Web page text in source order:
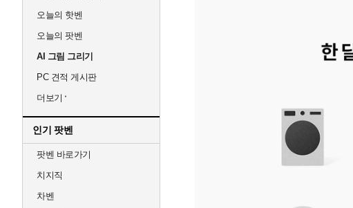
오늘의 핫벤
오늘의 팟벤
AI 그림 그리기
PC 견적 게시판
더보기
인기 팟벤
팟벤 바로가기
치지직
차벤